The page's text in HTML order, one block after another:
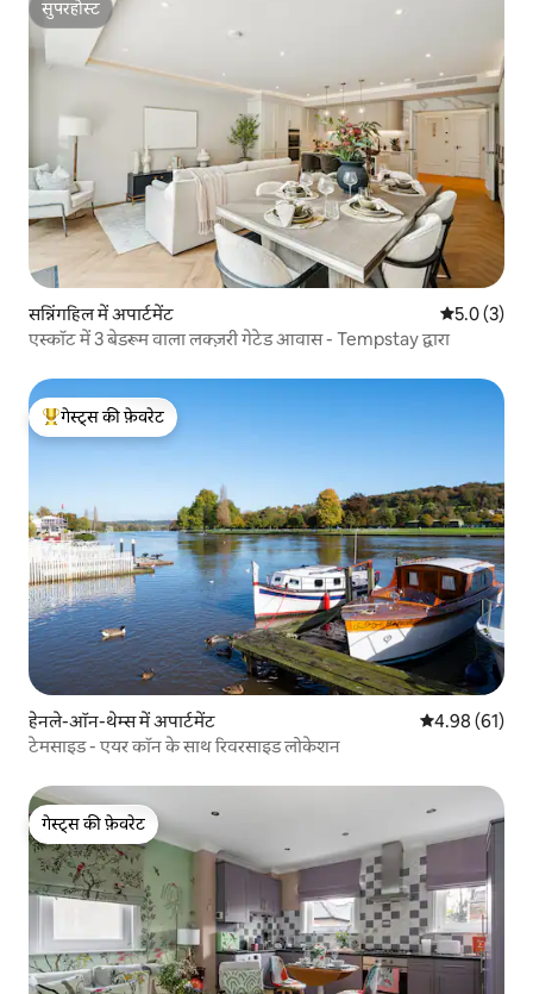
सुपरहोस्ट
सुपरहोस्ट
सन्निंगहिल में अपार्टमेंट औसत रेटिंग 5
5.0 (3)
एस्कॉट में 3 बेडरूम वाला लक्ज़री गेटेड आवास - Tempstay द्वारा
गेस्ट्स का टॉप फ़ेवरेट
गेस्ट्स की फ़ेवरेट
हेनले-ऑन-थेम्स में अपार्टमेंट औसत रेटिंग 5 में
4.98 (61)
टेमसाइड - एयर कॉन के साथ रिवरसाइड लोकेशन
गेस्ट्स की फ़ेवरेट
गेस्ट्स की फ़ेवरेट